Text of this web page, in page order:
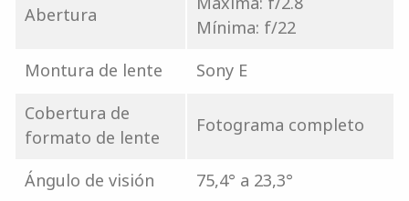
Abertura
Mínima: f/22
Montura de lente
Sony E
Cobertura de
formato de lente
Fotograma completo
Ángulo de visión
75,4° a 23,3°